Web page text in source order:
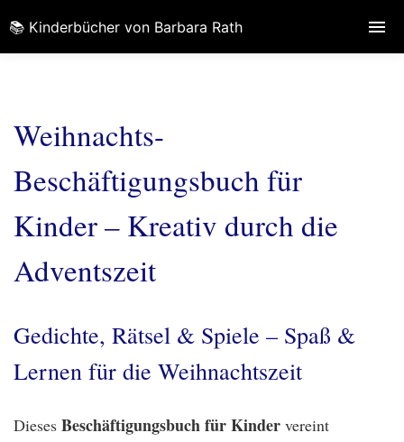
Weihnachts-
Beschäftigungsbuch für
Kinder – Kreativ durch die
Adventszeit
Gedichte, Rätsel & Spiele – Spaß &
Lernen für die Weihnachtszeit
Dieses Beschäftigungsbuch für Kinder vereint
📚 Kinderbücher von Barbara Rath